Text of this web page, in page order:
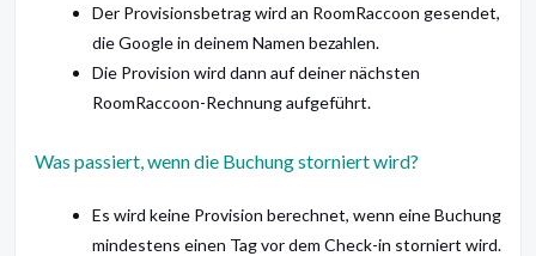
Der Provisionsbetrag wird an RoomRaccoon gesendet,
die Google in deinem Namen bezahlen.
Die Provision wird dann auf deiner nächsten
RoomRaccoon-Rechnung aufgeführt.
Was passiert, wenn die Buchung storniert wird?
Es wird keine Provision berechnet, wenn eine Buchung
mindestens einen Tag vor dem Check-in storniert wird.